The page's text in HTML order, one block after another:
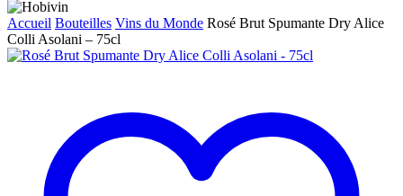
Accueil Bouteilles Vins du Monde Rosé Brut Spumante Dry Alice
Colli Asolani – 75cl